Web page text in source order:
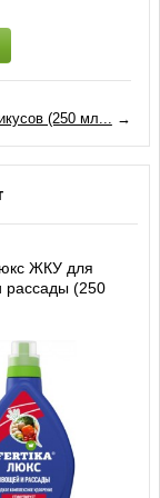
(250 мл...
→
ЖКУ для
(250